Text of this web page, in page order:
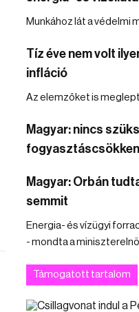
Munkához lát a védelmi
Tíz éve nem volt
infláció
Az elemzőket is
Magyar: nincs
Magyar: Orbán
semmit
Energia- és vízügyi
- mondta a
Támogatott tartalom